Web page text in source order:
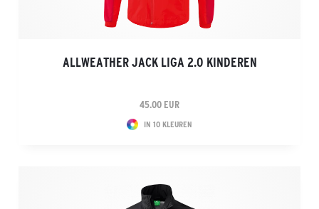
ALLWEATHER JACK LIGA 2.0 KINDEREN
45.00 EUR
IN 10 KLEUREN